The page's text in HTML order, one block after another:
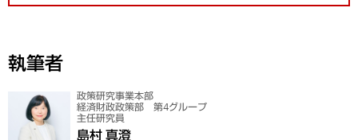
執筆者
政策研究事業本部
経済財政政策部 第4グループ
主任研究員
島村 真澄